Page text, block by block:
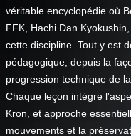
véritable encyclopédie où
FFK, Hachi Dan
cette discipline. Tout y est
pédagogique, depuis la
progression technique de
Chaque leçon intègre
Kron, et approche
mouvements et la